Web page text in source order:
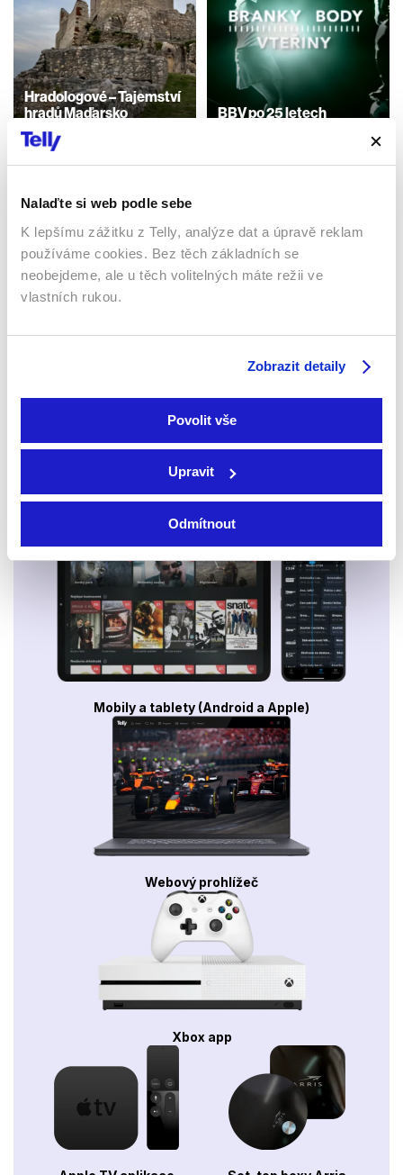
Nalaďte si web podle sebe
K lepšímu zážitku z Telly, analýze dat a úpravě reklam
používáme cookies. Bez těch základních se
neobejdeme, ale u těch volitelných máte režii ve
vlastních rukou.
Zobrazit detaily
Povolit vše
Upravit
Odmítnout
Hradologové – Tajemství
hradů Maďarsko
2022 | Maďarsko | 24 min
Dokumenty / Historický
BBV po 25 letech
Sledujte kdekoliv až na 6 zařízeních
Sledovat internetovou televizi jde odkudkoliv
po celé EU, a to až na 6 zařízeních.
Smart TV - Android, Google, Samsung, LG, VIDAA
Mobily a tablety (Android a Apple)
Webový prohlížeč
Xbox app